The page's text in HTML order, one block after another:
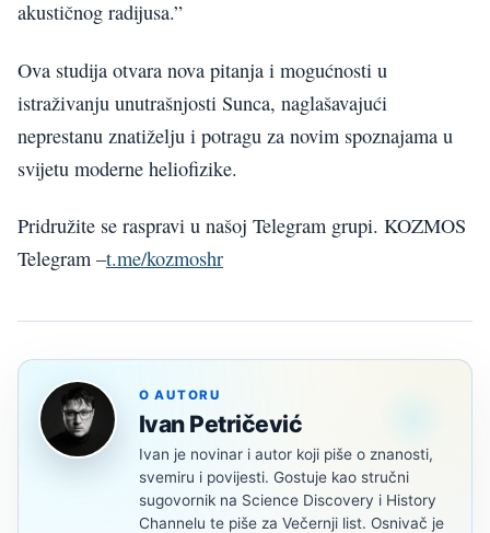
akustičnog radijusa.”
Ova studija otvara nova pitanja i mogućnosti u
istraživanju unutrašnjosti Sunca, naglašavajući
neprestanu znatiželju i potragu za novim spoznajama u
svijetu moderne heliofizike.
Pridružite se raspravi u našoj Telegram grupi. KOZMOS
Telegram –t.me/kozmoshr
O AUTORU
Ivan Petričević
Ivan je novinar i autor koji piše o znanosti,
svemiru i povijesti. Gostuje kao stručni
sugovornik na Science Discovery i History
Channelu te piše za Večernji list. Osnivač je